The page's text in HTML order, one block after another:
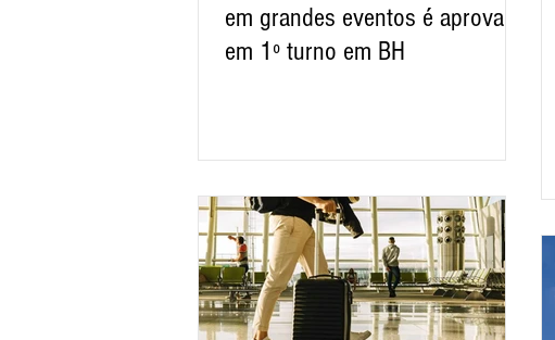
em grandes eventos é aprovado
em 1º turno em BH